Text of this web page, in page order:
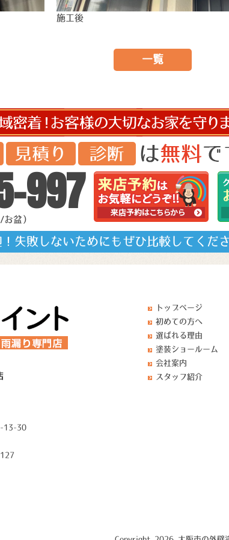
施工後
一覧
997
盆）
失敗しないためにもぜひ比較してくだ
13-30
トップページ
初めての方へ
選ばれる理由
塗装ショールーム
会社案内
スタッフ紹介